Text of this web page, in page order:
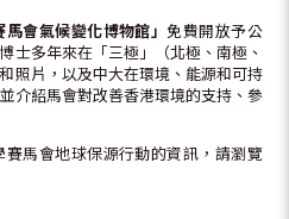
馬會氣候變化博物館」免費開放予公
士多年來在「三極」（北極、南極、
照片，以及中大在環境、能源和可持
介紹馬會對改善香港環境的支持、參
馬會地球保源行動的資訊，請瀏覽